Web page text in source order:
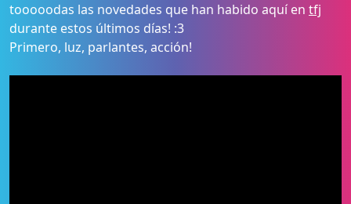
tooooodas las novedades que han habido aquí en tfj
durante estos últimos días! :3
Primero, luz, parlantes, acción!